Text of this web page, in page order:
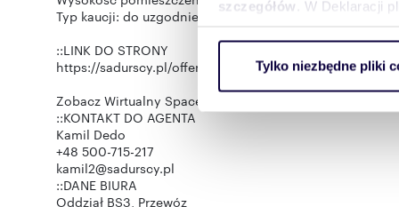
szczegółów . W Deklaracji
ruch w naszej witrynie.
reklamowym i
uzyskanymi podczas
Tylko niezbędne pliki
Typ kaucji: do uzgodnienia
::LINK DO STRONY
https://sadurscy.pl/offer/BS3-LW-312511
Zobacz Wirtualny Spacer: https://my.matterport.com/
::KONTAKT DO AGENTA
Kamil Dedo
+48 500-715-217
kamil2@sadurscy.pl
::DANE BIURA
Oddział BS3, Przewóz